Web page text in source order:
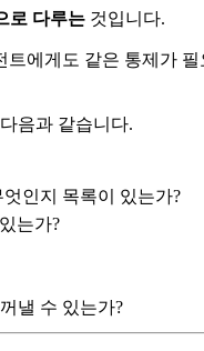
로 다루는 것입니다.
에게도 같은 통제가
음과 같습니다.
인지 목록이 있는가?
는가?
낼 수 있는가?